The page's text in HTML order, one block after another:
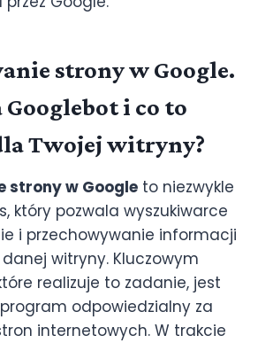
strony w Google.
Googlebot i co to
Twojej witryny?
strony w Google to niezwykle
który pozwala wyszukiwarce
i przechowywanie informacji
witryny. Kluczowym
realizuje to zadanie, jest
odpowiedzialny za
internetowych. W trakcie